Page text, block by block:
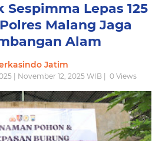
Lepas 125
Malang Jaga
Alam
Jatim
| November 12, 2025 WIB | 0Views